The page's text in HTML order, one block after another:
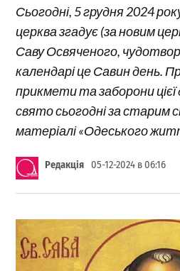
Сьогодні, 5 грудня 2024
церква згадує (за новим
Саву Освяченого,
календарі це Савин день.
прикмети та заборони цієї
свято сьогодні за
матеріалі «Одеського
Редакція 05-12-2024 в 06:16